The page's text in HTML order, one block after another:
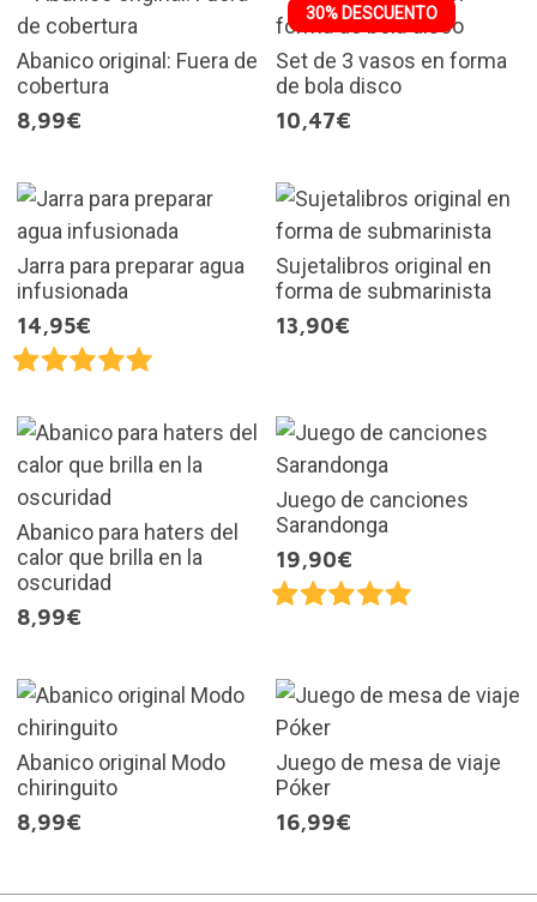
Abanico original: Fuera de
cobertura
8,99€
30% DESCUENTO
Set de 3 vasos en forma
de bola disco
10,47€
Jarra para preparar agua
infusionada
14,95€
Sujetalibros original en
forma de submarinista
13,90€
Abanico para haters del
calor que brilla en la
oscuridad
8,99€
Juego de canciones
Sarandonga
19,90€
Abanico original Modo
chiringuito
8,99€
Juego de mesa de viaje
Póker
16,99€